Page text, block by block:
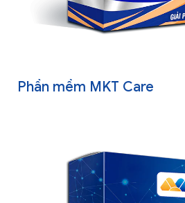
Phần mềm MKT Care